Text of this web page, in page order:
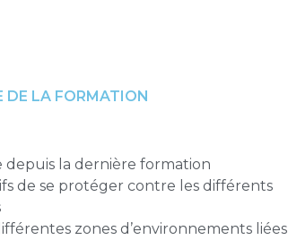
DE LA FORMATION
depuis la dernière formation
de se protéger contre les différents
zones d’environnements liées